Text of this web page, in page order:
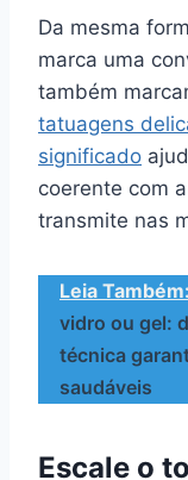
Da mesma
marca uma
também
tatuagens
significado
coerente com
transmite nas
Leia Também:
vidro ou gel:
técnica
saudáveis
Escale o